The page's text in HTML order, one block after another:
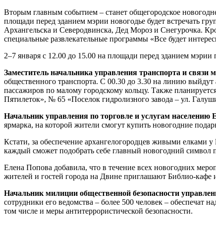
Вторым главным событием – станет общегородское
площади перед зданием мэрии новогодье будет встречать
Архангельска и Северодвинска, Дед Мороз и Снегурочка.
специальные развлекательные программы «Все будет
2–7 января с 12.00 до 15.00 на площади перед зданием
Заместитель начальника управления транспорта и
общественного транспорта. С 00.30 до 3.30 на линию
пассажиров по малому городскому кольцу. Также
Пятилеток», № 65 «Поселок гидролизного завода – ул.
Начальник управления по торговле и услугам населению
ярмарка, на которой жители смогут купить новогодние
Кстати, за обеспечение архангелогородцев живыми елками
каждый сможет подобрать себе главный новогодний
Елена Попова добавила, что в течение всех новогодних
жителей и гостей города на Двине приглашают Библио-кафе
Начальник милиции общественной безопасности
сотрудники его ведомства – более 500 человек – обеспечат
том числе и меры антитеррористической безопасности.